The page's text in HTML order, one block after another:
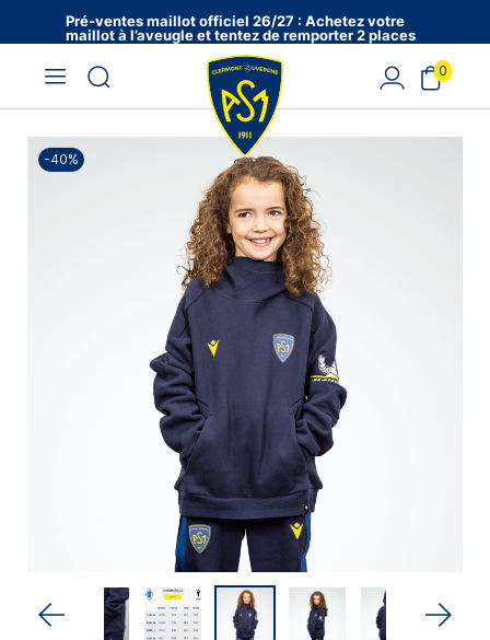
Pré-ventes maillot officiel 26/27 : Achetez votre
maillot à l’aveugle et tentez de remporter 2 places
en VIP !
-40%
0